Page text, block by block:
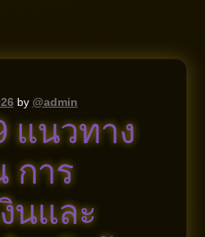
by @admin
แนวทาง
การ
นและ